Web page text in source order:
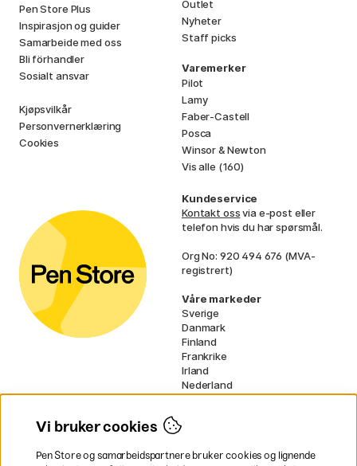
Pen Store Plus
Inspirasjon og guider
Samarbeide med oss
Bli förhandler
Sosialt ansvar
Kjøpsvilkår
Personvernerklæring
Cookies
Outlet
Nyheter
Staff picks
Varemerker
Pilot
Lamy
Faber-Castell
Posca
Winsor & Newton
Vis alle (160)
Kundeservice
Kontakt ossvia e-post eller
telefon hvis du har spørsmål.
Org No: 920 494 676 (MVA-
registrert)
Våre markeder
Sverige
Danmark
Finland
Frankrike
Irland
Nederland
Tyskland
* Spesifikkefraktvilkårgjelder for
Vi bruker cookies
Pen Store og samarbeidspartnere bruker cookies og lignende